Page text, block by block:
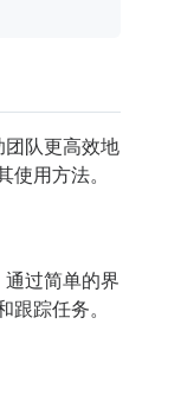
队更高效地
用方法。
过简单的界
踪任务。